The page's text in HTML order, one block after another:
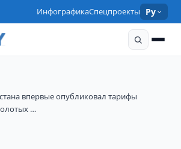
ИнфографикаСпецпроекты Ру
впервые опубликовал тарифы
…